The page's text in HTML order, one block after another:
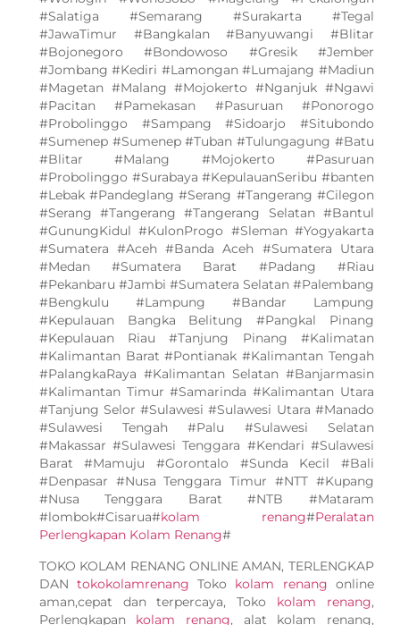
#Salatiga #Semarang #Surakarta #Tegal
#JawaTimur #Bangkalan #Banyuwangi #Blitar
#Bojonegoro #Bondowoso #Gresik #Jember
#Jombang #Kediri #Lamongan #Lumajang #Madiun
#Magetan #Malang #Mojokerto #Nganjuk #Ngawi
#Pacitan #Pamekasan #Pasuruan #Ponorogo
#Probolinggo #Sampang #Sidoarjo #Situbondo
#Sumenep #Sumenep #Tuban #Tulungagung #Batu
#Blitar #Malang #Mojokerto #Pasuruan
#Probolinggo #Surabaya #KepulauanSeribu #banten
#Lebak #Pandeglang #Serang #Tangerang #Cilegon
#Serang #Tangerang #Tangerang Selatan #Bantul
#GunungKidul #KulonProgo #Sleman #Yogyakarta
#Sumatera #Aceh #Banda Aceh #Sumatera Utara
#Medan #Sumatera Barat #Padang #Riau
#Pekanbaru #Jambi #Sumatera Selatan #Palembang
#Bengkulu #Lampung #Bandar Lampung
#Kepulauan Bangka Belitung #Pangkal Pinang
#Kepulauan Riau #Tanjung Pinang #Kalimatan
#Kalimantan Barat #Pontianak #Kalimantan Tengah
#PalangkaRaya #Kalimantan Selatan #Banjarmasin
#Kalimantan Timur #Samarinda #Kalimantan Utara
#Tanjung Selor #Sulawesi #Sulawesi Utara #Manado
#Sulawesi Tengah #Palu #Sulawesi Selatan
#Makassar #Sulawesi Tenggara #Kendari #Sulawesi
Barat #Mamuju #Gorontalo #Sunda Kecil #Bali
#Denpasar #Nusa Tenggara Timur #NTT #Kupang
#Nusa Tenggara Barat #NTB #Mataram
#lombok#Cisarua#kolam renang#Peralatan
Perlengkapan Kolam Renang#
TOKO KOLAM RENANG ONLINE AMAN, TERLENGKAP
DANtokokolamrenang Toko kolam renang online
aman,cepat dan terpercaya, Toko kolam renang,
Perlengkapan kolam renang, alat kolam renang,